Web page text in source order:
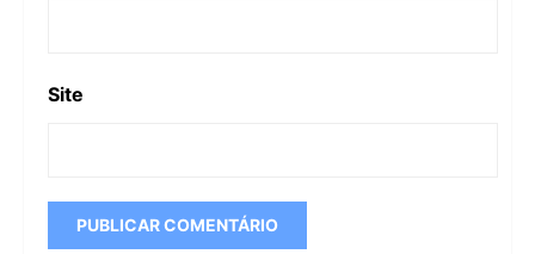
Site